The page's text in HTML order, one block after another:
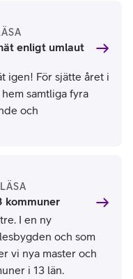
enligt umlaut
igen! För sjätte året i
samtliga fyra
och
kommuner
I en ny
och som
vi nya master och
i 13 län.